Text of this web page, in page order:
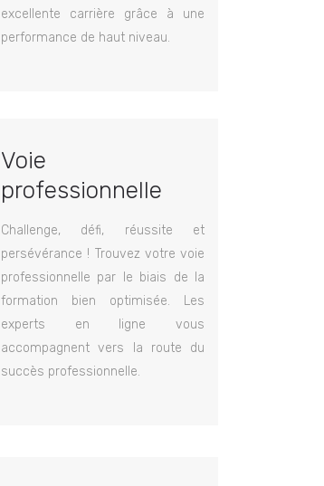
excellente carrière grâce à une
performance de haut niveau.
Voie
professionnelle
Challenge, défi, réussite et
persévérance ! Trouvez votre voie
professionnelle par le biais de la
formation bien optimisée. Les
experts en ligne vous
accompagnent vers la route du
succès professionnelle.